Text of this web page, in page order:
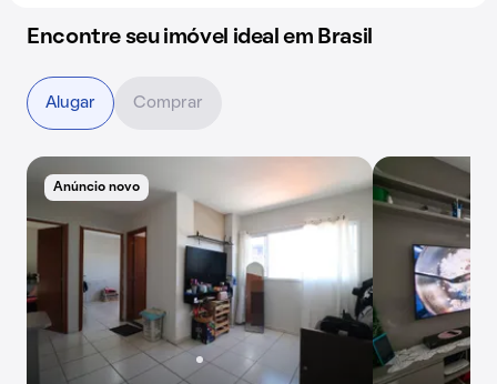
Encontre seu imóvel ideal em Brasil
Anúncio novo
Alugar Comprar